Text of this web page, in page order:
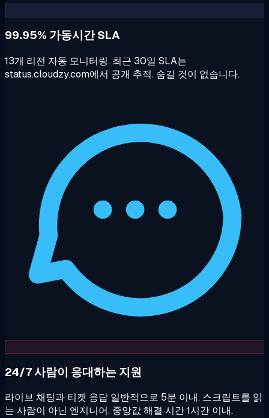
99.95% 가동시간 SLA
13개 리전 자동 모니터링. 최근 30일 SLA는
status.cloudzy.com에서 공개 추적. 숨길 것이 없습니다.
24/7 사람이 응대하는 지원
라이브 채팅과 티켓 응답 일반적으로 5분 이내. 스크립트를 읽
는 사람이 아닌 엔지니어. 중앙값 해결 시간 1시간 이내.